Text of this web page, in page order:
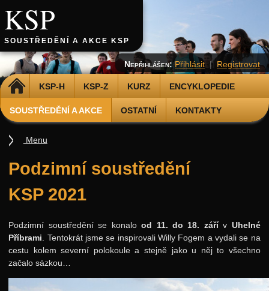
KSP
SOUSTŘEDĚNÍ A AKCE KSP
DOMŮ KSP-H KSP-Z KURZ ENCYKLOPEDIE
SOUSTŘEDĚNÍ A AKCE OSTATNÍ KONTAKTY
Nepřihlášen: Přihlásit | Registrovat
Podzimní soustředění
KSP 2021
Podzimní soustředění se konalood 11. do 18. zářív Uhelné
Příbrami . Tentokrát jsme se inspirovali Willy Fogem a vydali se na
cestu kolem severní polokoule a stejně jako u něj to všechno
začalo sázkou…
Menu
Podzimní 2026
Jarní 2026
Jarní 2025
Podzimní 2024
Jarní 2024